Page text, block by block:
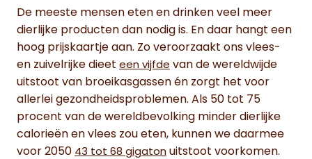
De meeste mensen eten en drinken veel meer
dierlijke producten dan nodig is. En daar hangt een
hoog prijskaartje aan. Zo veroorzaakt ons vlees-
en zuivelrijke dieet een vijfde van de wereldwijde
uitstoot van broeikasgassen én zorgt het voor
allerlei gezondheidsproblemen. Als 50 tot 75
procent van de wereldbevolking minder dierlijke
calorieën en vlees zou eten, kunnen we daarmee
voor 2050 43 tot 68 gigaton uitstoot voorkomen.